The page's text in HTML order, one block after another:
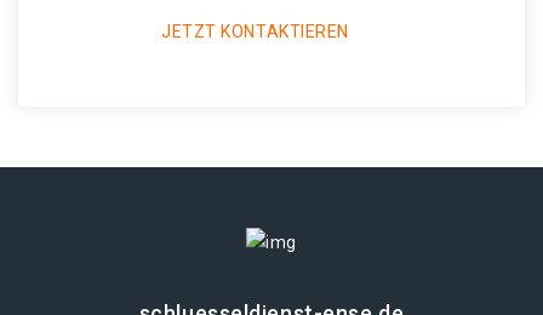
JETZT KONTAKTIEREN